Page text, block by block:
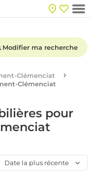
Modifier ma recherche
Clémenciat
Clémenciat
pour
Date la plus récente